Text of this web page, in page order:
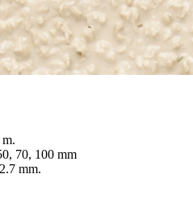
70, 100 mm
2.7 mm.